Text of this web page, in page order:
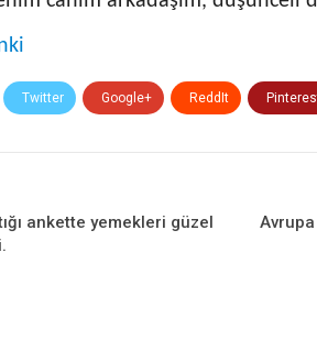
Twitter Google+ ReddIt
ankette yemekleri güzel